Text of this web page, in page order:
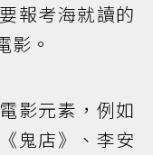
報考海就讀的
影。
影元素，例如
鬼店》、李安